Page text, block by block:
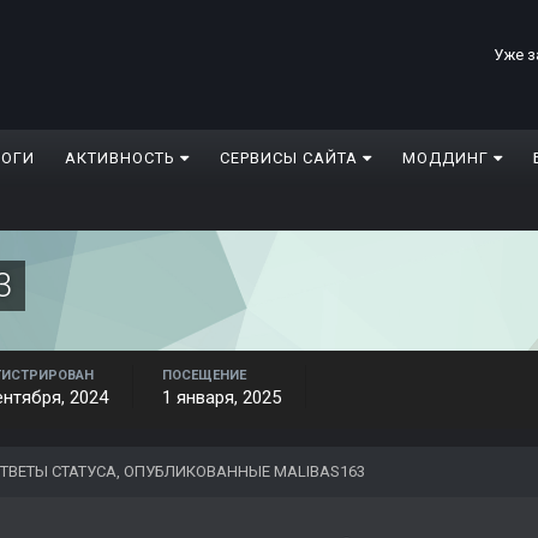
Уже
АКТИВНОСТЬ СЕРВИСЫ САЙТА МОДДИНГ
2024
ПОСЕЩЕНИЕ
1 января, 2025
СТАТУСА, ОПУБЛИКОВАННЫЕ MALIBAS163